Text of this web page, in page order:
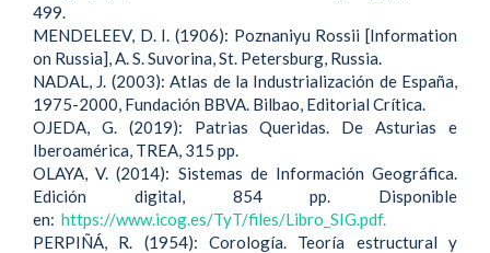
499.
MENDELEEV, D. I. (1906): Poznaniyu Rossii [Information
on Russia], A. S. Suvorina, St. Petersburg, Russia.
NADAL, J. (2003): Atlas de la Industrialización de España,
1975-2000, Fundación BBVA. Bilbao, Editorial Crítica.
OJEDA, G. (2019): Patrias Queridas. De Asturias e
Iberoamérica, TREA, 315 pp.
OLAYA, V. (2014): Sistemas de Información Geográfica.
Edición digital, 854 pp. Disponible
en: https://www.icog.es/TyT/files/Libro_SIG.pdf.
PERPIÑÁ, R. (1954): Corología. Teoría estructural y